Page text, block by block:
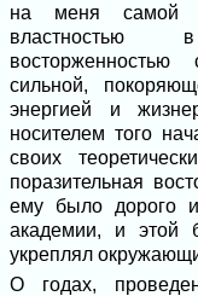
на меня самой
властностью
сильной,
энергией и
носителем того
своих
поразительная
ему было дорого
академии, и этой
укреплял
О годах,